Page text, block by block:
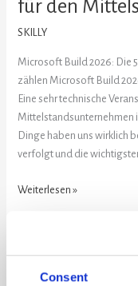
Consent
für den
SKILLY
Microsoft Build 2026: Die
zählen Microsoft Build
Eine sehr technische
Mittelstandsunternehmen
Dinge haben uns wirklich
verfolgt und die
Weiterlesen »
Fehler